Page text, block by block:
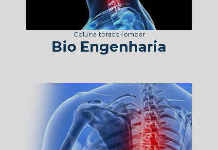
Coluna toraco-lombar
Bio Engenharia